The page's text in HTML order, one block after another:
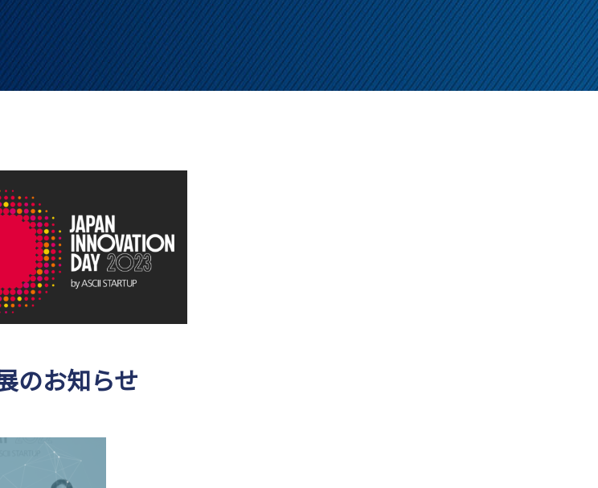
のお知らせ